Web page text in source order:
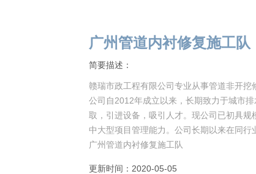
广州管道内衬修复施工队
简要描述：
赣瑞市政工程有限公司专业从事管道非开挖
公司自2012年成立以来，长期致力于城市
取，引进设备，吸引人才。现公司已初具
中大型项目管理能力。公司长期以来在同行
广州管道内衬修复施工队
更新时间：2020-05-05